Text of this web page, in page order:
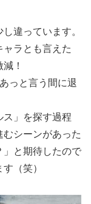
違っています。
ラとも言えた
！
っと言う間に退
ス」を探す過程
シーンがあった
」と期待したので
（笑）